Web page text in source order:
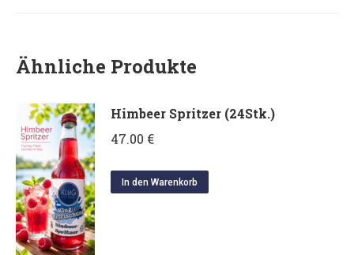
Ähnliche Produkte
Himbeer Spritzer (24Stk.)
47.00 €
In den Warenkorb